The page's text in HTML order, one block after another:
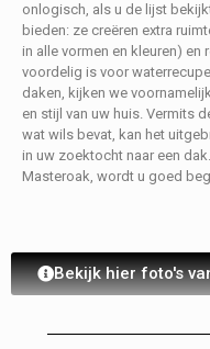
onlogisch, als u de lijst
bieden: ze creëren extra
in alle vormen en kleuren)
voordelig is voor
daken, kijken we
en stijl van uw huis. Vermits
wat wils bevat, kan het
in uw zoektocht naar een
Masteroak, wordt u goed
Bekijk hier foto's